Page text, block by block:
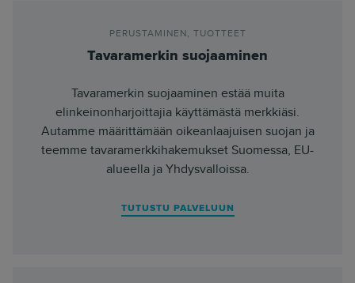
PERUSTAMINEN, TUOTTEET
Tavaramerkin suojaaminen
Tavaramerkin suojaaminen estää muita
elinkeinonharjoittajia käyttämästä merkkiäsi.
Autamme määrittämään oikeanlaajuisen suojan ja
teemme tavaramerkkihakemukset Suomessa, EU-
alueella ja Yhdysvalloissa.
TUTUSTU PALVELUUN